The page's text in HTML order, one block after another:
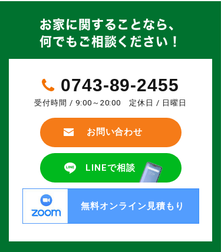
お家に関することなら、
何でもご相談ください！
0743-89-2455
受付時間 / 9:00～20:00 定休日 / 日曜日
お問い合わせ
LINEで相談
無料オンライン見積もり